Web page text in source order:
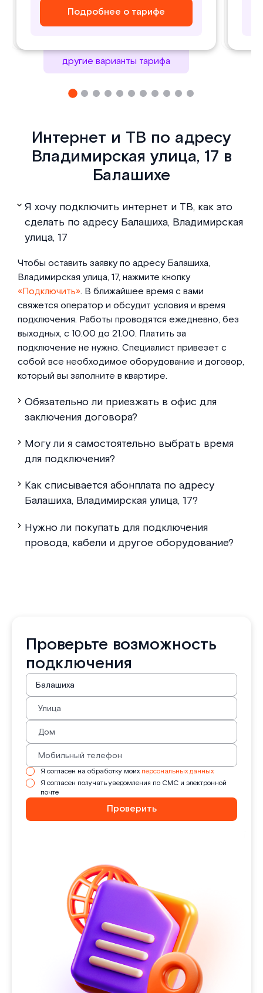
Подробнее о тарифе
Подробнее о тарифе
Подробнее о тарифе
Подробнее о тарифе
другие варианты тарифа
Интернет и ТВ по адресу
Владимирская улица, 17 в
Балашихе
Я хочу подключить интернет и ТВ, как это
сделать по адресу Балашиха, Владимирская
улица, 17
Чтобы оставить заявку по адресу Балашиха,
Владимирская улица, 17, нажмите кнопку
«Подключить». В ближайшее время с вами
свяжется оператор и обсудит условия и время
подключения. Работы проводятся ежедневно, без
выходных, с 10.00 до 21.00. Платить за
подключение не нужно. Специалист привезет с
собой все необходимое оборудование и договор,
который вы заполните в квартире.
Обязательно ли приезжать в офис для
заключения договора?
Могу ли я самостоятельно выбрать время
для подключения?
Как списывается абонплата по адресу
Балашиха, Владимирская улица, 17?
Нужно ли покупать для подключения
провода, кабели и другое оборудование?
Проверьте возможность
подключения
Я согласен на обработку моих персональных данных
Я согласен получать уведомления по СМС и электронной
почте
Проверить